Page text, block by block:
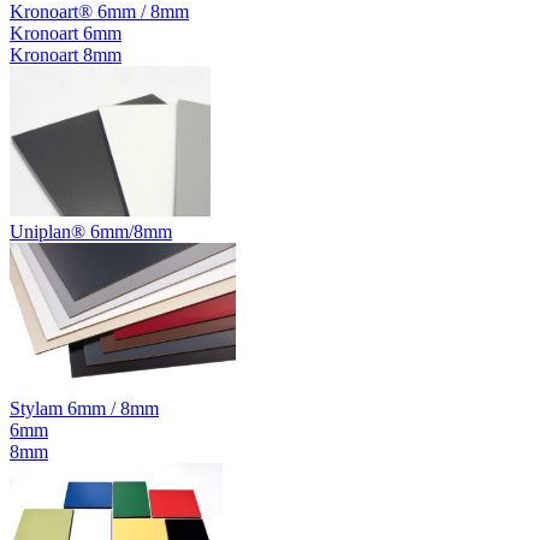
Kronoart® 6mm / 8mm
Kronoart 6mm
Kronoart 8mm
Uniplan® 6mm/8mm
Stylam 6mm / 8mm
6mm
8mm